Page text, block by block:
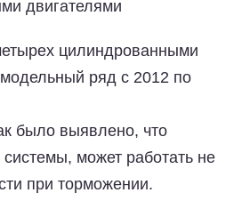
цилиндрованными
ряд с 2012 по
было выявлено, что
может работать не
при торможении.